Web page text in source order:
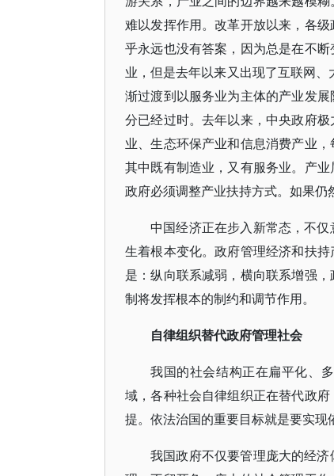
难以发挥作用。改革开放以来，各
乎永远也没有答案，因为总是在不
业，但是去年以来又出现了互联网
渐过渡到以服务业为主体的产业发
分已经过时。去年以来，中央政府
业、生态环保产业和信息消费产业
其中既有制造业，又有服务业。产
政府必须调整产业扶持方式。如果仍
中国经济正在步入新常态，不
生着根本变化。政府管理经济和扶
是：纵向联系减弱，横向联系增强
制将发挥根本的制约和调节作用。
自律组织替代政府管理社会
我国的社会结构正在扁平化、
域，各种社会自律组织正在替代政
提。依法治国的重要目标就是要实现
我国政府不仅要管理庞大的经